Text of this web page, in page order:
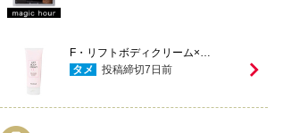
F・リフトボディクリーム×…
タメ
投稿締切7 日前